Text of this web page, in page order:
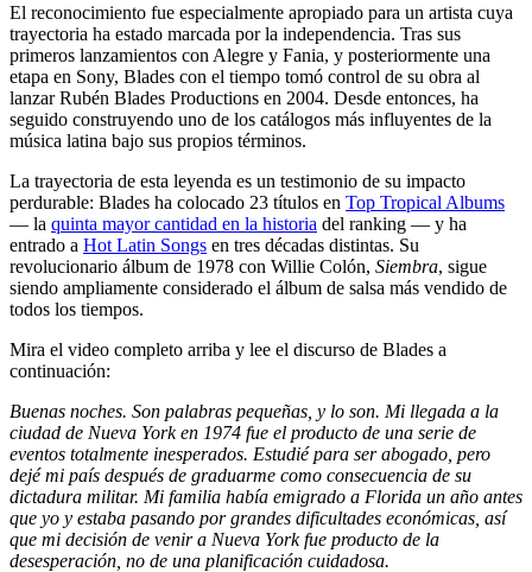
El reconocimiento fue especialmente apropiado para un artista cuya
trayectoria ha estado marcada por la independencia. Tras sus
primeros lanzamientos con Alegre y Fania, y posteriormente una
etapa en Sony, Blades con el tiempo tomó control de su obra al
lanzar Rubén Blades Productions en 2004. Desde entonces, ha
seguido construyendo uno de los catálogos más influyentes de la
música latina bajo sus propios términos.
La trayectoria de esta leyenda es un testimonio de su impacto
perdurable: Blades ha colocado 23 títulos en Top Tropical Albums
— la quinta mayor cantidad en la historia del ranking — y ha
entrado a Hot Latin Songs en tres décadas distintas. Su
revolucionario álbum de 1978 con Willie Colón, Siembra, sigue
siendo ampliamente considerado el álbum de salsa más vendido de
todos los tiempos.
Mira el video completo arriba y lee el discurso de Blades a
continuación:
Buenas noches. Son palabras pequeñas, y lo son. Mi llegada a la
ciudad de Nueva York en 1974 fue el producto de una serie de
eventos totalmente inesperados. Estudié para ser abogado, pero
dejé mi país después de graduarme como consecuencia de su
dictadura militar. Mi familia había emigrado a Florida un año antes
que yo y estaba pasando por grandes dificultades económicas, así
que mi decisión de venir a Nueva York fue producto de la
desesperación, no de una planificación cuidadosa.